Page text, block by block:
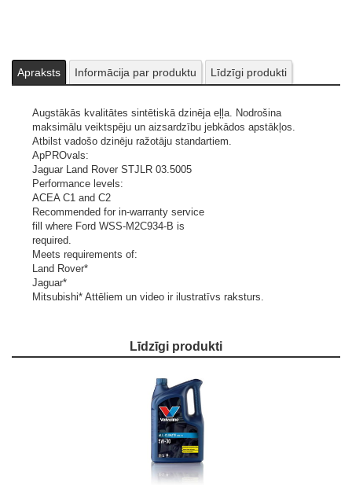
Apraksts Informācija par produktu Līdzīgi produkti
Augstākās kvalitātes sintētiskā dzinēja eļļa. Nodrošina
maksimālu veiktspēju un aizsardzību jebkādos apstākļos.
Atbilst vadošo dzinēju ražotāju standartiem.
ApPROvals:
Jaguar Land Rover STJLR 03.5005
Performance levels:
ACEA C1 and C2
Recommended for in-warranty service
fill where Ford WSS-M2C934-B is
required.
Meets requirements of:
Land Rover*
Jaguar*
Mitsubishi* Attēliem un video ir ilustratīvs raksturs.
Līdzīgi produkti